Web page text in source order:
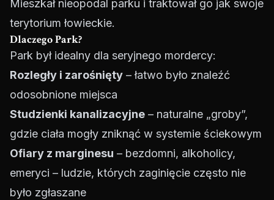
Mieszkał nieopodal parku i traktował go jak swoje
terytorium łowieckie.
Dlaczego Park?
Park był idealny dla seryjnego mordercy:
Rozległy i zarośnięty – łatwo było znaleźć
odosobnione miejsca
Studzienki kanalizacyjne – naturalne „groby”,
gdzie ciała mogły zniknąć w systemie ściekowym
Ofiary z marginesu – bezdomni, alkoholicy,
emeryci – ludzie, których zaginięcie często nie
było zgłaszane